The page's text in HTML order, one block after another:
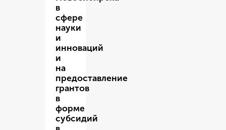
в
сфере
науки
и
инноваций
и
на
предоставление
грантов
в
форме
субсидий